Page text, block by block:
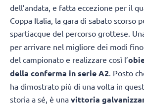
dell’andata, e fatta eccezione per il
Coppa Italia, la gara di sabato scorso
spartiacque del percorso grottese.
per arrivare nel migliore dei modi
del campionato e realizzare così l’
della conferma in serie A2 . Posto
ha dimostrato più di una volta in
storia a sé, è una vittoria